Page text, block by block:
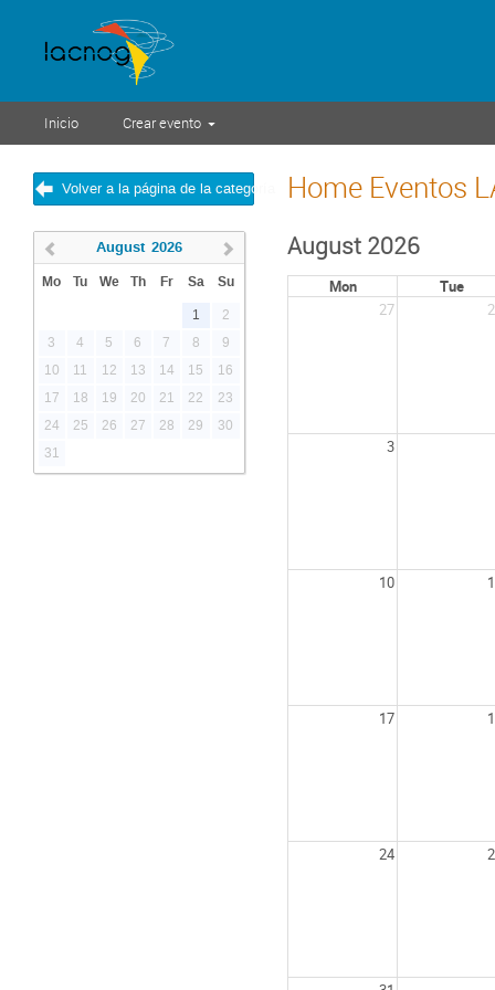
Inicio Crear evento
Volver a la página de la categoría Home Eventos
August 2026
Mo Tu We Th Fr Sa Su
1
2
3
4 5 6 7 8
9
10
11 12 13 14 15
16
17
18 19 20 21 22
23
24
25 26 27 28 29
30
31
August 2026
Mon
Tue
27
3
10
17
24